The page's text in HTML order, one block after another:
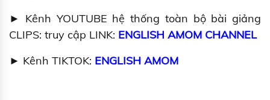
► Kênh YOUTUBE hệ thống toàn bộ bài giảng
CLIPS: truy cập LINK: ENGLISH AMOM CHANNEL
► Kênh TIKTOK: ENGLISH AMOM